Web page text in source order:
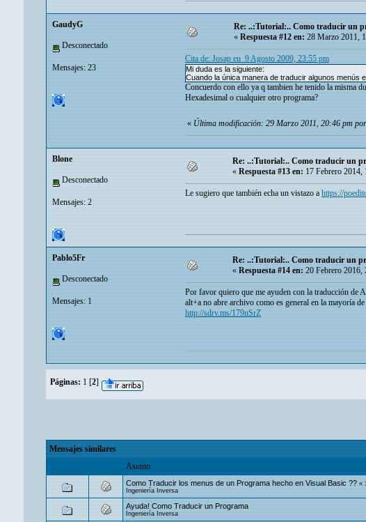
GaudyG
Desconectado
Mensajes: 23
Re: ..:Tutorial:.. Como traducir un
«Respuesta #12 en:28 Marzo 2011,
Cita de: Josap en 9 Agosto 2009, 23:55 pm
Mi duda es la siguiente:
Cuando la única manera de traducir algunos menús
Concuerdo con ello ya q tambien he tenido la misma
Hexadesimal o cualquier otro programa?
«Última modificación: 29 Marzo 2011, 20:46 pm
Blone
Desconectado
Mensajes: 2
Re: ..:Tutorial:.. Como traducir un
« Respuesta #13 en: 17 Febrero 2014,
Le sugiero que también echa un vistazo a https://
Pablo5Fr
Desconectado
Mensajes: 1
Re: ..:Tutorial:.. Como traducir un
«Respuesta #14 en:20 Febrero 2016,
Por favor quiero que me ayuden con la traducción de
alt+a no abre archivo como es general en la mayoría
http://sdrv.ms/179nSrZ
Páginas: 1 [2]
Mensajes similares
Asunto
Como Traducir los menus de un Programa hecho en Visual Basic ?? «
Ingeniería Inversa
Ayuda! Como Traducir un Programa
Ingeniería Inversa